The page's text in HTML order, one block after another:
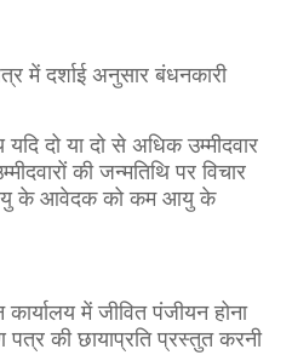
में दर्शाई अनुसार बंधनकारी
दो या दो से अधिक उम्मीदवार
की जन्मतिथि पर विचार
आयु के आवेदक को कम आयु के
में जीवित पंजीयन होना
पत्र कीछायाप्रति प्रस्तुत करनी